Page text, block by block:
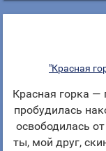
"Красная
Красная горка —
пробудилась
освободилась
ты, мой друг,